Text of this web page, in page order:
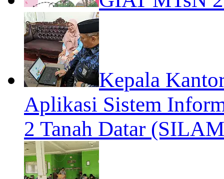
Kepala
Aplikasi Sistem
2 Tanah Datar